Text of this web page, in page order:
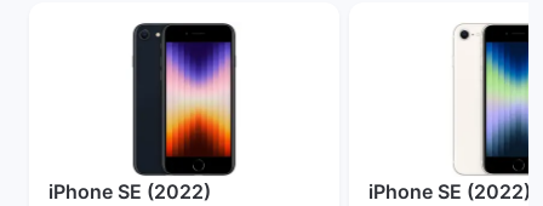
iPhone SE (2022) iPhone SE (2022)